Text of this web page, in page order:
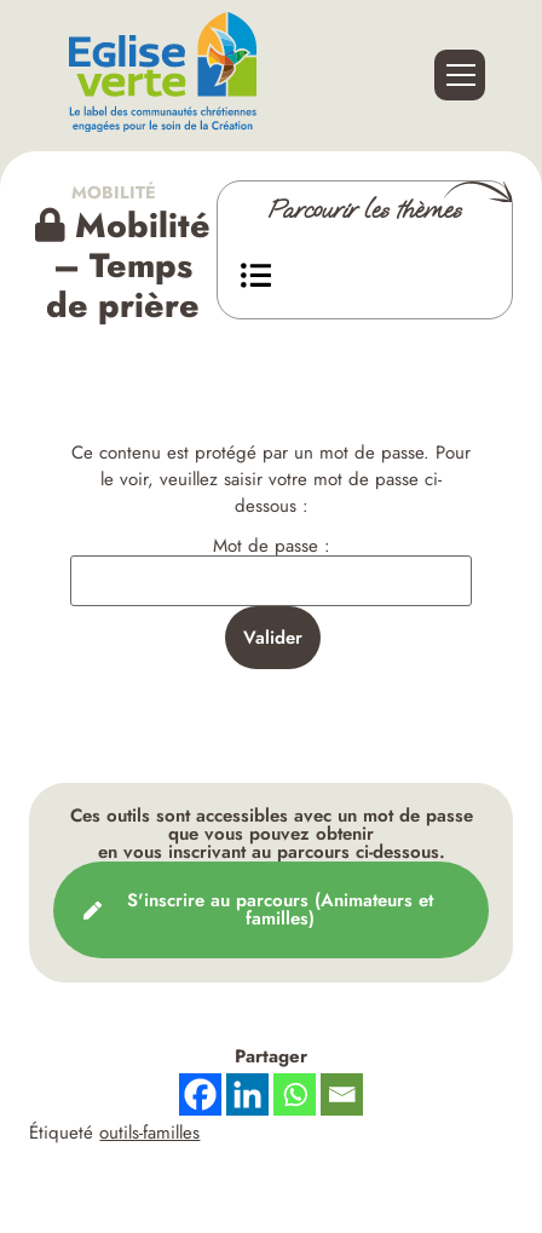
Parcourir les thèmes
MOBILITÉ
Mobilité
– Temps
de prière
Ce contenu est protégé par un mot de passe. Pour
le voir, veuillez saisir votre mot de passe ci-
dessous :
Mot de passe :
Ces outils sont accessibles avec un mot de passe
que vous pouvez obtenir
en vous inscrivant au parcours ci-dessous.
S'inscrire au parcours (Animateurs et
familles​)
Partager
Étiquetéoutils-familles